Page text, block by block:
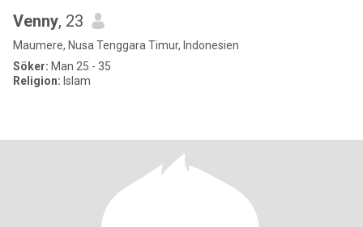
Venny, 23
Maumere, Nusa Tenggara Timur, Indonesien
Söker: Man 25 - 35
Religion: Islam